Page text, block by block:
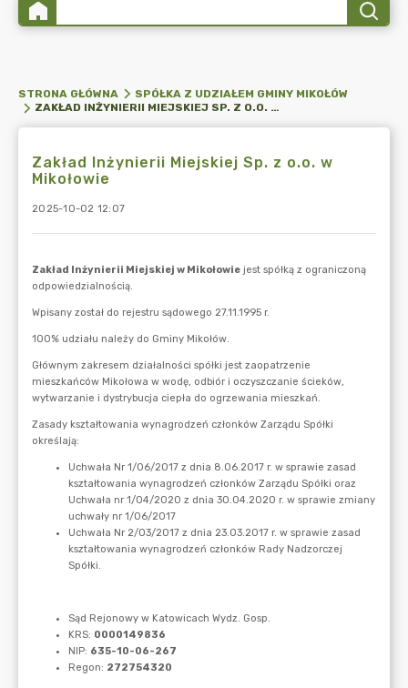
STRONA GŁÓWNA
SPÓŁKA Z UDZIAŁEM GMINY MIKOŁÓW
ZAKŁAD INŻYNIERII MIEJSKIEJ SP. Z O.O. W MIKOŁOWIE
Zakład Inżynierii Miejskiej Sp. z o.o. w
Mikołowie
2025-10-02 12:07